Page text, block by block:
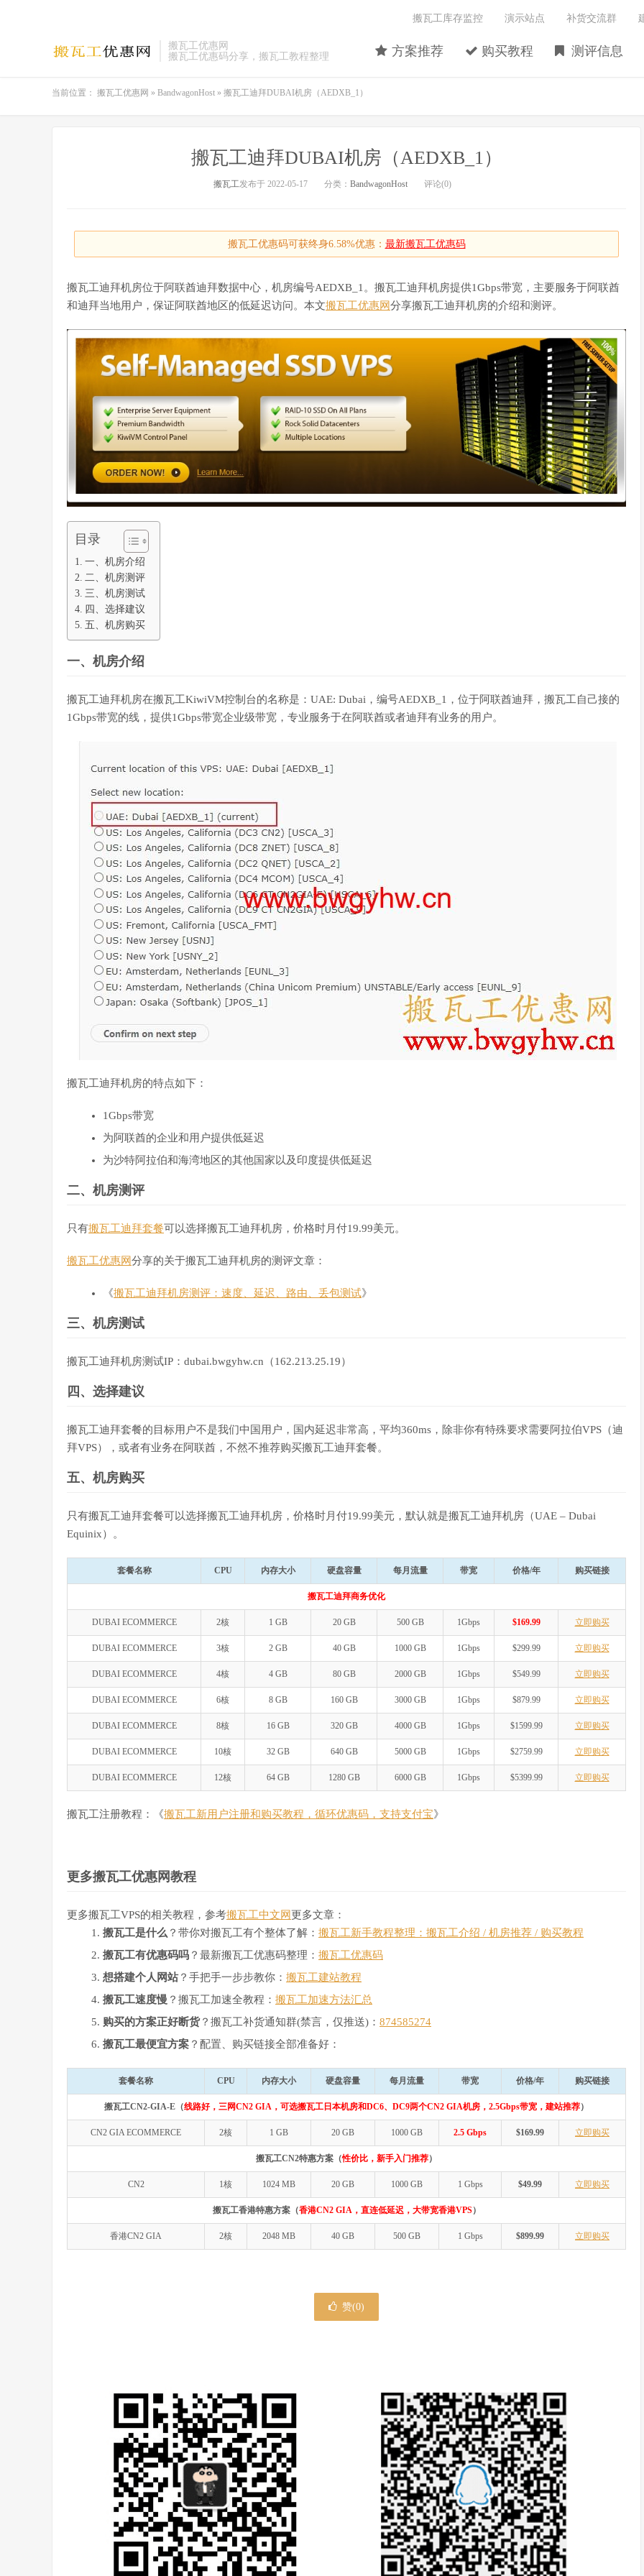
搬瓦工优惠网
搬瓦工优惠码分享，搬瓦工教程整理
方案推荐 购买教程 测评信息
搬瓦工库存监控 演示站点 补货交流群
当前位置： 搬瓦工优惠网 » BandwagonHost » 搬瓦工迪拜DUBAI机房（AEDXB_1）
搬瓦工迪拜DUBAI机房（AEDXB_1）
搬瓦工发布于 2022-05-17 分类： BandwagonHost 评论(0)
搬瓦工优惠码可获终身6.58%优惠： 最新搬瓦工优惠码
搬瓦工迪拜机房位于阿联酋迪拜数据中心，机房编号AEDXB_1。搬瓦工迪拜机房提供1Gbps带宽，主要服务于阿联酋
和迪拜当地用户，保证阿联酋地区的低延迟访问。本文搬瓦工优惠网分享搬瓦工迪拜机房的介绍和测评。
目录
一、机房介绍
二、机房测评
三、机房测试
四、选择建议
五、机房购买
一、机房介绍
搬瓦工迪拜机房在搬瓦工KiwiVM控制台的名称是：UAE: Dubai，编号AEDXB_1，位于阿联酋迪拜，搬瓦工自己接的
1Gbps带宽的线，提供1Gbps带宽企业级带宽，专业服务于在阿联酋或者迪拜有业务的用户。
搬瓦工迪拜机房的特点如下：
1Gbps带宽
为阿联酋的企业和用户提供低延迟
为沙特阿拉伯和海湾地区的其他国家以及印度提供低延迟
二、机房测评
只有搬瓦工迪拜套餐可以选择搬瓦工迪拜机房，价格时月付19.99美元。
搬瓦工优惠网分享的关于搬瓦工迪拜机房的测评文章：
《搬瓦工迪拜机房测评：速度、延迟、路由、丢包测试》
三、机房测试
搬瓦工迪拜机房测试IP：dubai.bwgyhw.cn（162.213.25.19）
四、选择建议
搬瓦工迪拜套餐的目标用户不是我们中国用户，国内延迟非常高，平均360ms，除非你有特殊要求需要阿拉伯VPS（迪
拜VPS），或者有业务在阿联酋，不然不推荐购买搬瓦工迪拜套餐。
五、机房购买
只有搬瓦工迪拜套餐可以选择搬瓦工迪拜机房，价格时月付19.99美元，默认就是搬瓦工迪拜机房（UAE – Dubai
Equinix）。
套餐名称 CPU 内存大小 硬盘容量 每月流量 带宽 价格/年 购买链接
搬瓦工迪拜商务优化
DUBAI ECOMMERCE 2核 1 GB 20 GB 500 GB 1Gbps $169.99 立即购买
DUBAI ECOMMERCE 3核 2 GB 40 GB 1000 GB 1Gbps $299.99 立即购买
DUBAI ECOMMERCE 4核 4 GB 80 GB 2000 GB 1Gbps $549.99 立即购买
DUBAI ECOMMERCE 6核 8 GB 160 GB 3000 GB 1Gbps $879.99 立即购买
DUBAI ECOMMERCE 8核 16 GB 320 GB 4000 GB 1Gbps $1599.99 立即购买
DUBAI ECOMMERCE 10核 32 GB 640 GB 5000 GB 1Gbps $2759.99 立即购买
DUBAI ECOMMERCE 12核 64 GB 1280 GB 6000 GB 1Gbps $5399.99 立即购买
搬瓦工注册教程：《搬瓦工新用户注册和购买教程，循环优惠码，支持支付宝》
更多搬瓦工优惠网教程
更多搬瓦工VPS的相关教程，参考搬瓦工中文网 更多文章：
搬瓦工是什么 ？带你对搬瓦工有个整体了解： 搬瓦工新手教程整理：搬瓦工介绍 / 机房推荐 / 购买教程
搬瓦工有优惠码吗 ？最新搬瓦工优惠码整理： 搬瓦工优惠码
想搭建个人网站？手把手一步步教你： 搬瓦工建站教程
搬瓦工速度慢 ？搬瓦工加速全教程： 搬瓦工加速方法汇总
购买的方案正好断货？搬瓦工补货通知群(禁言，仅推送)： 874585274
搬瓦工最便宜方案 ？配置、购买链接全部准备好：
套餐名称 CPU 内存大小 硬盘容量 每月流量 带宽 价格/年 购买链接
搬瓦工CN2-GIA-E（线路好，三网CN2 GIA，可选搬瓦工日本机房和DC6、DC9两个CN2 GIA机房，2.5Gbps带宽，建站推荐）
CN2 GIA ECOMMERCE 2核 1 GB 20 GB 1000 GB 2.5 Gbps $169.99 立即购买
搬瓦工CN2特惠方案（性价比，新手入门推荐）
CN2 1核 1024 MB 20 GB 1000 GB 1 Gbps $49.99 立即购买
搬瓦工香港特惠方案（香港CN2 GIA，直连低延迟，大带宽香港VPS）
香港CN2 GIA 2核 2048 MB 40 GB 500 GB 1 Gbps $899.99 立即购买
赞(0)